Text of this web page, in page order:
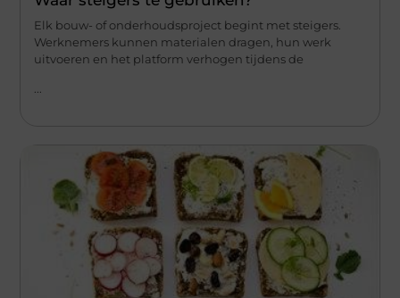
Elk bouw- of onderhoudsproject begint met steigers.
Werknemers kunnen materialen dragen, hun werk
uitvoeren en het platform verhogen tijdens de